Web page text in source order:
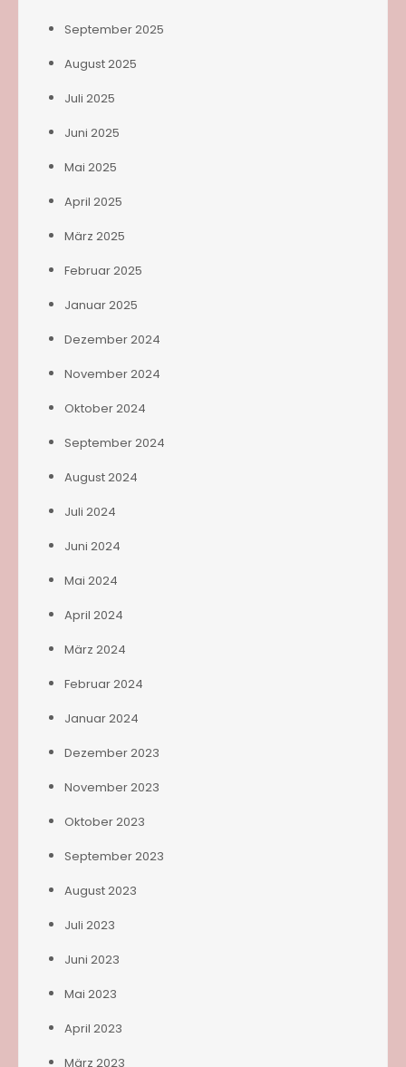
September 2025
August 2025
Juli 2025
Juni 2025
Mai 2025
April 2025
März 2025
Februar 2025
Januar 2025
Dezember 2024
November 2024
Oktober 2024
September 2024
August 2024
Juli 2024
Juni 2024
Mai 2024
April 2024
März 2024
Februar 2024
Januar 2024
Dezember 2023
November 2023
Oktober 2023
September 2023
August 2023
Juli 2023
Juni 2023
Mai 2023
April 2023
März 2023